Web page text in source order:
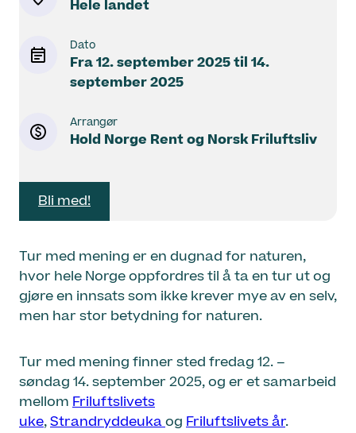
Hele landet
Dato
Fra12. september 2025til 14.
september 2025
Arrangør
Hold Norge Rent og Norsk Friluftsliv
Bli med!
Tur med mening er en dugnad for naturen,
hvor hele Norge oppfordres til å ta en tur ut og
gjøre en innsats som ikke krever mye av en selv,
men har stor betydning for naturen.
Tur med mening finner sted fredag 12. –
søndag 14. september 2025, og er et samarbeid
mellom Friluftslivets
uke,Strandryddeukaog Friluftslivets år.